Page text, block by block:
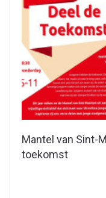
Mantel van Sint-
toekomst